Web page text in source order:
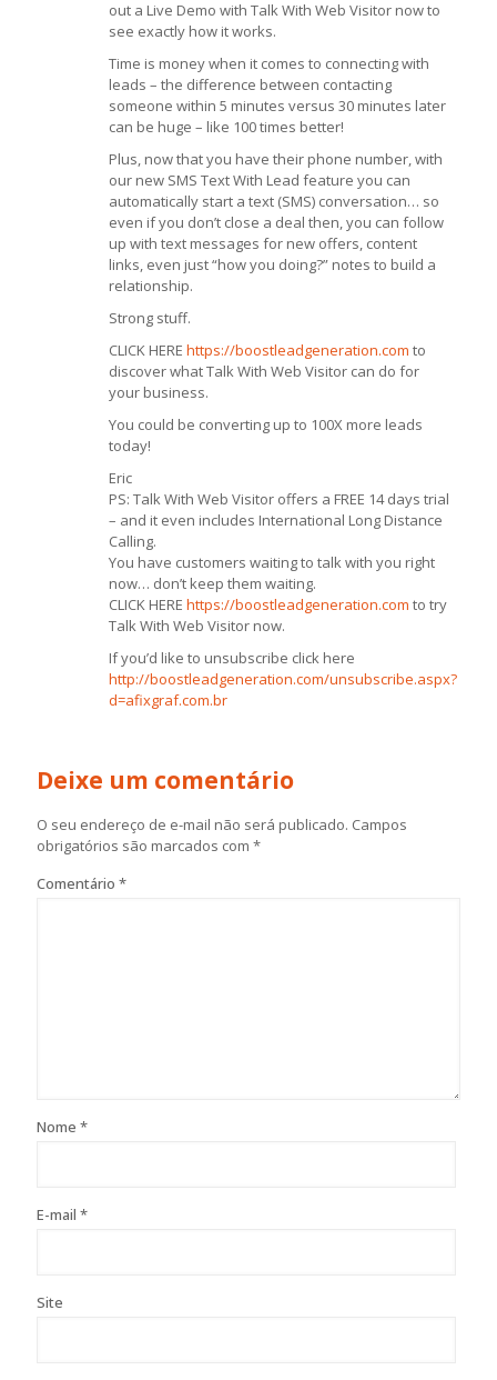
out a Live Demo with Talk With Web Visitor now to
see exactly how it works.
Time is money when it comes to connecting with
leads – the difference between contacting
someone within 5 minutes versus 30 minutes later
can be huge – like 100 times better!
Plus, now that you have their phone number, with
our new SMS Text With Lead feature you can
automatically start a text (SMS) conversation… so
even if you don’t close a deal then, you can follow
up with text messages for new offers, content
links, even just “how you doing?” notes to build a
relationship.
Strong stuff.
CLICK HERE https://boostleadgeneration.com to
discover what Talk With Web Visitor can do for
your business.
You could be converting up to 100X more leads
today!
Eric
PS: Talk With Web Visitor offers a FREE 14 days trial
– and it even includes International Long Distance
Calling.
You have customers waiting to talk with you right
now… don’t keep them waiting.
CLICK HERE https://boostleadgeneration.com to try
Talk With Web Visitor now.
If you’d like to unsubscribe click here
http://boostleadgeneration.com/unsubscribe.aspx?
d=afixgraf.com.br
Deixe um comentário
O seu endereço de e-mail não será publicado. Campos
obrigatórios são marcados com *
Comentário *
Nome *
E-mail *
Site